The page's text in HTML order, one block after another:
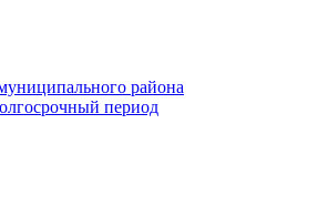
района
период